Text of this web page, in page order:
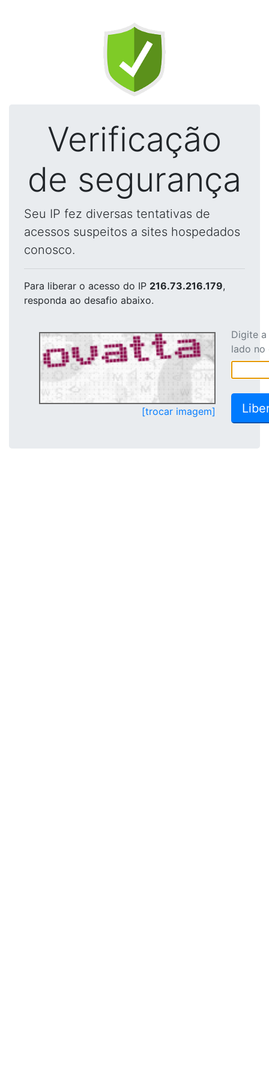
Verificação
de segurança
Seu IP fez diversas tentativas de
acessos suspeitos a sites hospedados
conosco.
Para liberar o acesso do IP 216.73.216.179,
responda ao desafio abaixo.
[trocar imagem]
Digite
lado no